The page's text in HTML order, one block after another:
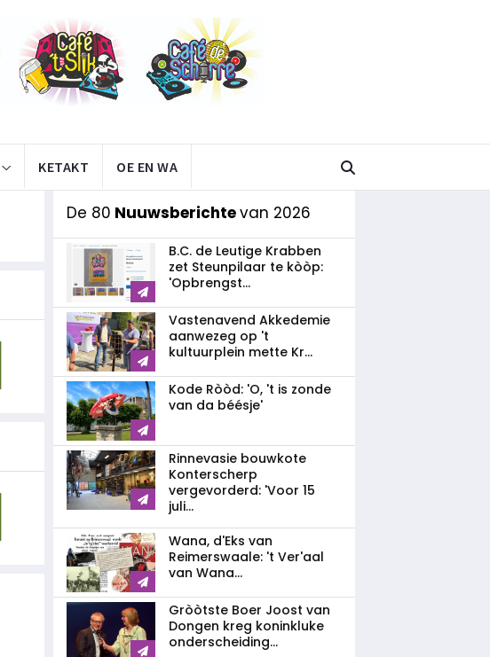
KETAKT OE EN WA
De 80 Nuuwsberichtevan 2026
B.C. de Leutige Krabben
zet Steunpilaar te kòòp:
'Opbrengst...
Vastenavend Akkedemie
aanwezeg op 't
kultuurplein mette Kr...
Kode Ròòd: 'O, 't is zonde
van da béésje'
Rinnevasie bouwkote
Konterscherp
vergevorderd: 'Voor 15
juli...
Wana, d'Eks van
Reimerswaale: 't Ver'aal
van Wana...
Gròòtste Boer Joost van
Dongen kreg koninkluke
onderscheiding...